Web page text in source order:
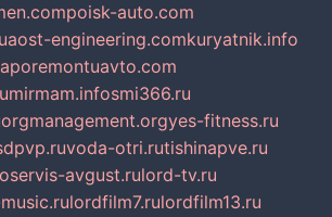
poisk-auto.com
ost-engineering.comkuryatnik.info
poremontuavto.com
mirmam.infosmi366.ru
orgmanagement.orgyes-fitness.ru
voda-otri.rutishinapve.ru
avgust.rulord-tv.ru
lordfilm7.rulordfilm13.ru